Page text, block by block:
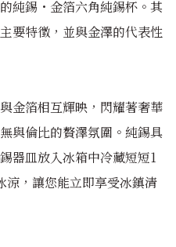
純錫・金箔六角純錫杯。其
要特徵，並與金澤的代表性
金箔相互輝映，閃耀著奢華
與倫比的贅澤氛圍。純錫具
器皿放入冰箱中冷藏短短1
涼，讓您能立即享受冰鎮清